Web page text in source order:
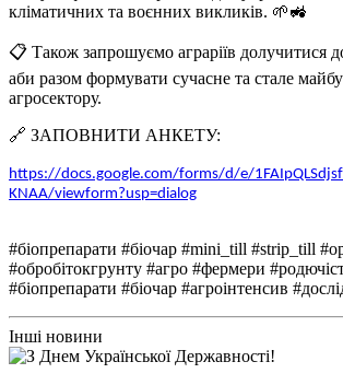
кліматичних та воєнних викликів. 🌱🚜
📋 Також запрошуємо аграріїв долучитися
аби разом формувати сучасне та стале
агросектору.
🔗 ЗАПОВНИТИ АНКЕТУ:
https://docs.google.com/forms/d/e/
KNAA/viewform?usp=dialog
#біопрепарати #біочар #mini_till #strip_till
#обробітокгрунту #агро #фермери
#біопрепарати #біочар #агроінтенсив
Інші новини